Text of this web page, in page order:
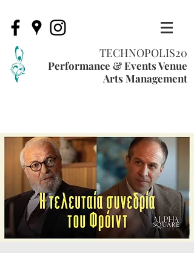
TECHNOPOLIS20
Performance & Events Venue
Arts Management